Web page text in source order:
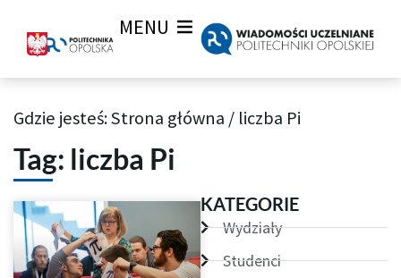
MENU
Archiwum Tagów aktualności Wiadomości uczelnianych
Gdzie jesteś:Strona główna / liczba Pi
Tag: liczba Pi
KATEGORIE
Wydziały
Studenci